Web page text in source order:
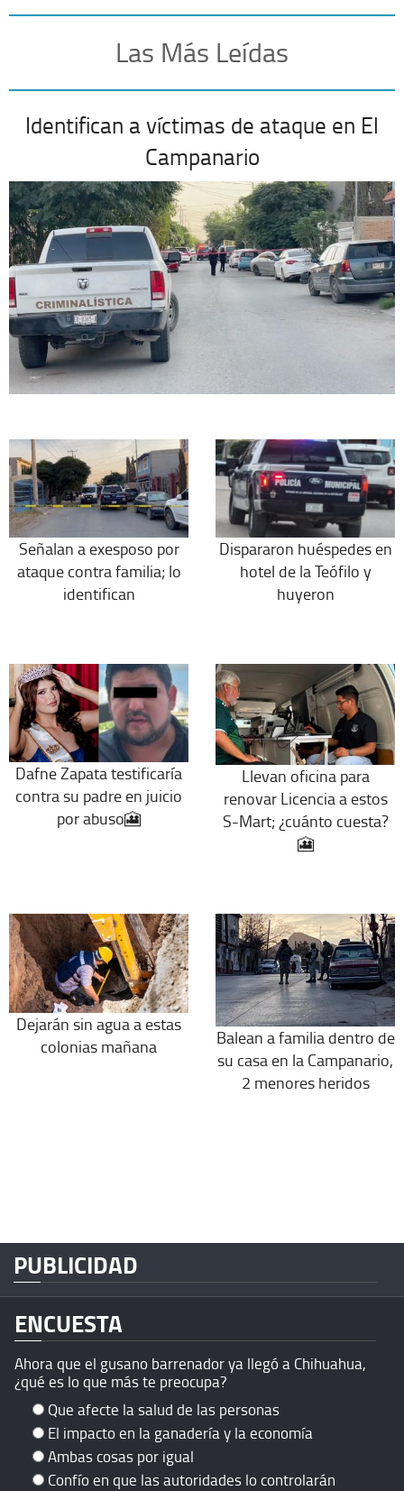
Las Más Leídas
Identifican a víctimas de ataque en El
Campanario
Señalan a exesposo por
ataque contra familia; lo
identifican
Dispararon huéspedes en
hotel de la Teófilo y
huyeron
Dafne Zapata testificaría
contra su padre en juicio
por abuso🎦
Llevan oficina para
renovar Licencia a estos
S-Mart; ¿cuánto cuesta?
🎦
Dejarán sin agua a estas
colonias mañana
Balean a familia dentro de
su casa en la Campanario,
2 menores heridos
PUBLICIDAD
ENCUESTA
Ahora que el gusano barrenador ya llegó a Chihuahua,
¿qué es lo que más te preocupa?
Que afecte la salud de las personas
El impacto en la ganadería y la economía
Ambas cosas por igual
Confío en que las autoridades lo controlarán